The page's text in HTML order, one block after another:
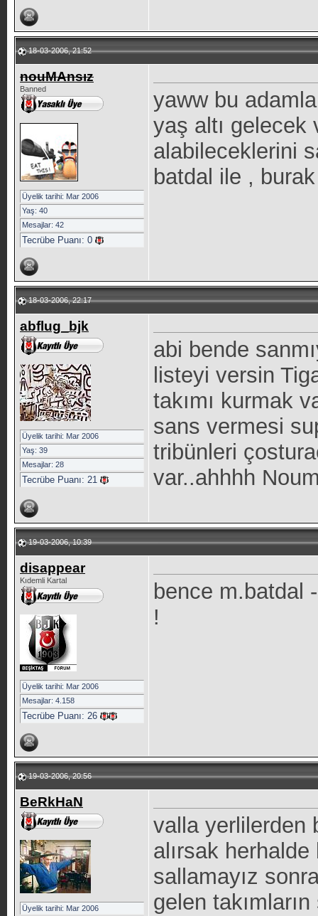
18-03-2006, 21:52
nouMAnsız
Banned
Üyelik tarihi: Mar 2006
Yaş: 40
Mesajlar: 42
Tecrübe Puanı: 0
yaww bu
yaş altı
alabileceklerini
batdal ile , burak
18-03-2006, 22:17
abflug_bjk
Üyelik tarihi: Mar 2006
Yaş: 39
Mesajlar: 28
Tecrübe Puanı: 21
abi bende
listeyi versin
takımı kurmak
sans vermesi
tribünleri
var..ahhhh
19-03-2006, 10:39
disappear
Kıdemli Kartal
Üyelik tarihi: Mar 2006
Mesajlar: 4.158
Tecrübe Puanı: 26
bence m.batdal
!
19-03-2006, 20:56
BeRkHaN
Üyelik tarihi: Mar 2006
valla yerlilerden
alırsak herhalde
sallamayız
gelen